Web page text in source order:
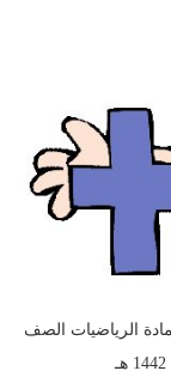
تحضير المستقبل من عين تكوين الأعداد 4 و 5 و6 مادة الرياضيات الصف